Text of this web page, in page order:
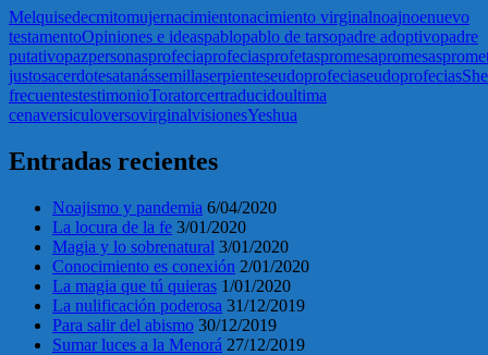
Melquisedecmitomujernacimientonacimiento virginalnoajnoenuevo
testamentoOpiniones e ideaspablopablo de tarsopadre adoptivopadre
putativopazpersonasprofeciaprofeciasprofetaspromesapromesas
justosacerdotesatanássemillaserpienteseudoprofeciaseudoprofecias
frecuentestestimonioToratorcertraducidoultima
cenaversiculoversovirginalvisionesYeshua
Entradas recientes
Noajismo y pandemia 6/04/2020
La locura de la fe 3/01/2020
Magia y lo sobrenatural 3/01/2020
Conocimiento es conexión 2/01/2020
La magia que tú quieras 1/01/2020
La nulificación poderosa 31/12/2019
Para salir del abismo 30/12/2019
Sumar luces a la Menorá 27/12/2019